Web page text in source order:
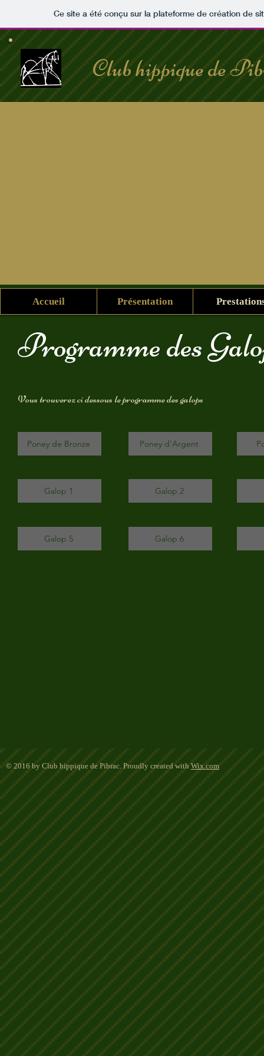
Ce site a été conçu sur la plateforme de création de
Club hippique de
Accueil Présentation
Programme des
Vous trouverez ci dessous le programme des galops
Poney de Bronze Poney d'Argent
Galop 1 Galop 2
Galop 5 Galop 6
© 2016 by Club hippique de Pibrac. Proudly created withWix.com